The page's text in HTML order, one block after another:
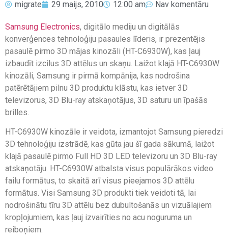
migrate 29 maijs, 2010 12:00 am Nav komentāru
Samsung Electronics, digitālo mediju un digitālās
konverģences tehnoloģiju pasaules līderis, ir prezentējis
pasaulē pirmo 3D mājas kinozāli (HT-C6930W), kas ļauj
izbaudīt izcilus 3D attēlus un skaņu. Laižot klajā HT-C6930W
kinozāli, Samsung ir pirmā kompānija, kas nodrošina
patērētājiem pilnu 3D produktu klāstu, kas ietver 3D
televizorus, 3D Blu-ray atskaņotājus, 3D saturu un īpašās
brilles.
HT-C6930W kinozāle ir veidota, izmantojot Samsung pieredzi
3D tehnoloģiju izstrādē, kas gūta jau šī gada sākumā, laižot
klajā pasaulē pirmo Full HD 3D LED televizoru un 3D Blu-ray
atskaņotāju. HT-C6930W atbalsta visus populārākos video
failu formātus, to skaitā arī visus pieejamos 3D attēlu
formātus. Visi Samsung 3D produkti tiek veidoti tā, lai
nodrošinātu tīru 3D attēlu bez dubultošanās un vizuālajiem
kropļojumiem, kas ļauj izvairīties no acu noguruma un
reiboņiem.